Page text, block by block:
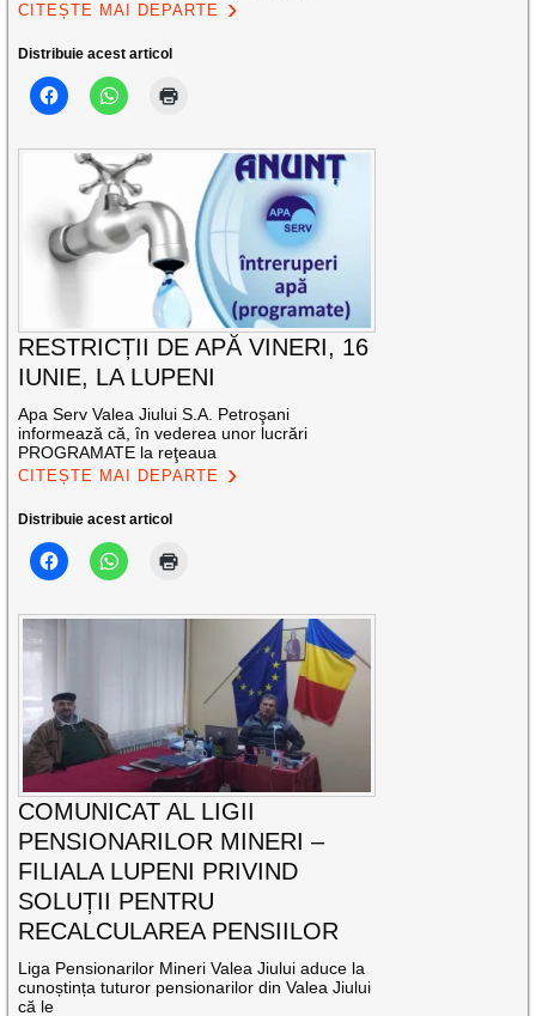
CITEȘTE MAI DEPARTE
Distribuie acest articol
RESTRICȚII DE APĂ VINERI, 16
IUNIE, LA LUPENI
Apa Serv Valea Jiului S.A. Petroşani
informează că, în vederea unor lucrări
PROGRAMATE la reţeaua
CITEȘTE MAI DEPARTE
Distribuie acest articol
COMUNICAT AL LIGII
PENSIONARILOR MINERI –
FILIALA LUPENI PRIVIND
SOLUȚII PENTRU
RECALCULAREA PENSIILOR
Liga Pensionarilor Mineri Valea Jiului aduce la
cunoștința tuturor pensionarilor din Valea Jiului
că le